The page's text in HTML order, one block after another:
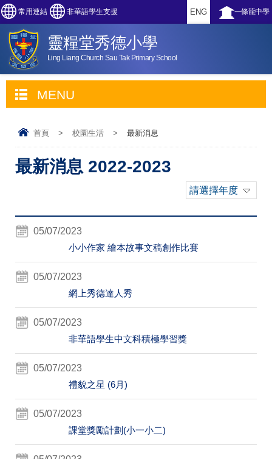
常用連結 非華語學生支援 一條龍中學
ENG
靈糧堂秀德小學
Ling Liang Church Sau Tak Primary School
MENU
首頁 > 校園生活 > 最新消息
最新消息 2022-2023
請選擇年度
05/07/2023
小小作家 繪本故事文稿創作比賽
05/07/2023
網上秀德達人秀
05/07/2023
非華語學生中文科積極學習獎
05/07/2023
禮貌之星 (6月)
05/07/2023
課堂獎勵計劃(小一小二)